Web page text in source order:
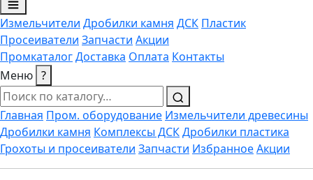
Измельчители Дробилки камня ДСК Пластик
Просеиватели Запчасти Акции
ПромкаталогДоставка Оплата Контакты
Меню ?
Главная Пром. оборудование Измельчители древесины
Дробилки камня Комплексы ДСКДробилки пластика
Грохоты и просеиватели Запчасти ИзбранноеАкции